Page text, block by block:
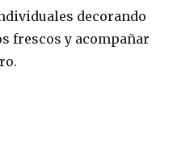
decorando
frescos y acompañar